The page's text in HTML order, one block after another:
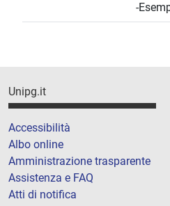
-
Unipg.it
Accessibilità
Albo online
Amministrazione trasparente
Assistenza e FAQ
Atti di notifica